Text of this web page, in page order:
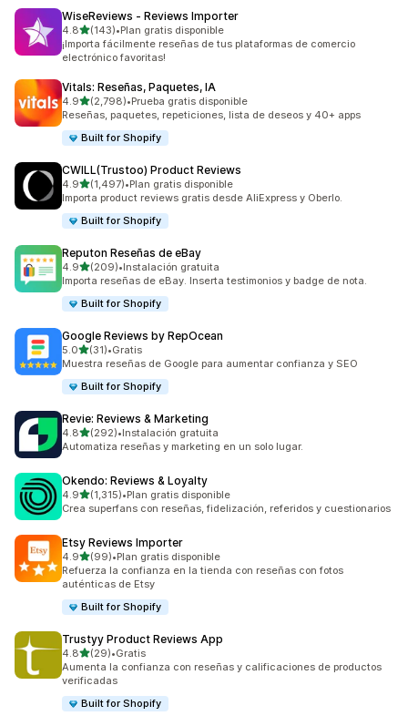
WiseReviews ‑ Reviews Importer
4.8de 5 estrellas
(143)
143 reseñas en total
•Plan gratis disponible
¡Importa fácilmente reseñas de tus plataformas de comercio
electrónico favoritas!
Vitals: Reseñas, Paquetes, IA
4.9de 5 estrellas
(2,798)
2798 reseñas en total
•Prueba gratis disponible
Reseñas, paquetes, repeticiones, lista de deseos y 40+ apps
Built for Shopify
CWILL(Trustoo) Product Reviews
4.9de 5 estrellas
(1,497)
1497 reseñas en total
•Plan gratis disponible
Importa product reviews gratis desde AliExpress y Oberlo.
Built for Shopify
Reputon Reseñas de eBay
4.9de 5 estrellas
(209)
209 reseñas en total
•Instalación gratuita
Importa reseñas de eBay. Inserta testimonios y badge de nota.
Built for Shopify
Google Reviews by RepOcean
5.0de 5 estrellas
(31)
31 reseñas en total
•Gratis
Muestra reseñas de Google para aumentar confianza y SEO
Built for Shopify
Revie: Reviews & Marketing
4.8de 5 estrellas
(292)
292 reseñas en total
•Instalación gratuita
Automatiza reseñas y marketing en un solo lugar.
Okendo: Reviews & Loyalty
4.9de 5 estrellas
(1,315)
1315 reseñas en total
•Plan gratis disponible
Crea superfans con reseñas, fidelización, referidos y cuestionarios
Etsy Reviews Importer
4.9de 5 estrellas
(99)
99 reseñas en total
•Plan gratis disponible
Refuerza la confianza en la tienda con reseñas con fotos
auténticas de Etsy
Built for Shopify
Trustyy Product Reviews App
4.8de 5 estrellas
(29)
29 reseñas en total
•Gratis
Aumenta la confianza con reseñas y calificaciones de productos
verificadas
Built for Shopify